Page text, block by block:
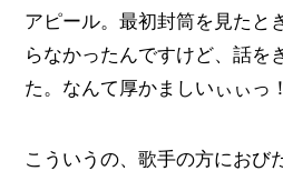
アピール。最初封筒を見たと
らなかったんですけど、話を
た。なんて厚かましいぃぃっ
こういうの、歌手の方におび